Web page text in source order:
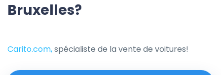
Bruxelles?
Carito.com,spécialiste de la vente de voitures!